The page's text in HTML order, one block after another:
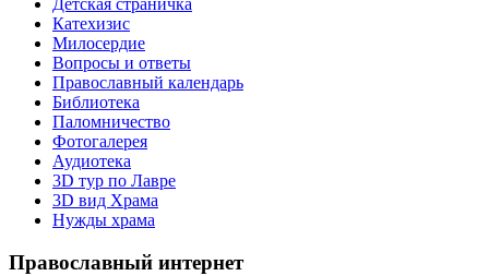
Детская страничка
Катехизис
Милосердие
Вопросы и ответы
Православный календарь
Библиотека
Паломничество
Фотогалерея
Аудиотека
3D тур по Лавре
3D вид Храма
Нужды храма
Православный интернет